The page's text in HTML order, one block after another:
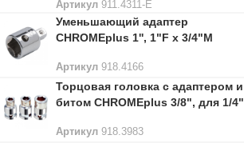
Артикул 911.4311-E
Уменьшающий адаптер
CHROMEplus 1'', 1"F x 3/4"M
Артикул 918.4166
Торцовая головка с адаптером и
битом CHROMEplus 3/8", для 1/4"
Артикул 918.3983